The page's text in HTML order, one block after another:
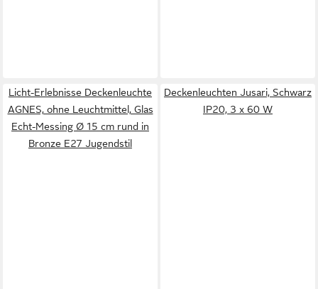
Licht-Erlebnisse Deckenleuchte
AGNES, ohne Leuchtmittel, Glas
Echt-Messing Ø 15 cm rund in
Bronze E27 Jugendstil
Deckenleuchten Jusari, Schwarz
IP20, 3 x 60 W